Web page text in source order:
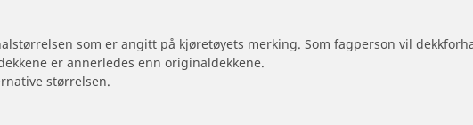
som er angitt på kjøretøyets merking. Som fagperson vil
er annerledes enn originaldekkene.
størrelsen.